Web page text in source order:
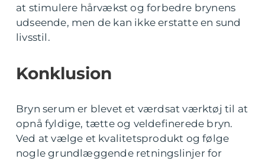
at stimulere hårvækst og forbedre brynens
udseende, men de kan ikke erstatte en sund
livsstil.
Konklusion
Bryn serum er blevet et værdsat værktøj til at
opnå fyldige, tætte og veldefinerede bryn.
Ved at vælge et kvalitetsprodukt og følge
nogle grundlæggende retningslinjer for